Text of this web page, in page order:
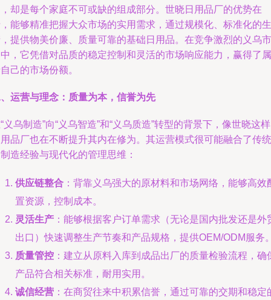
却是每个家庭不可或缺的组成部分。世晓日用品厂的优势在
能够精准把握大众市场的实用需求，通过规模化、标准化的生
提供物美价廉、质量可靠的基础日用品。在竞争激烈的义乌市
，它凭借对品质的稳定控制和灵活的市场响应能力，赢得了属
己的市场份额。
运营与理念：质量为本，信誉为先
义乌制造”向“义乌智造”和“义乌质造”转型的背景下，像世晓这
品厂也在不断提升其内在修为。其运营模式很可能融合了传统
造经验与现代化的管理思维：
供应链整合 ：背靠义乌强大的原材料和市场网络，能够高效
置资源，控制成本。
灵活生产 ：能够根据客户订单需求（无论是国内批发还是外
出口）快速调整生产节奏和产品规格，提供OEM/ODM服务
质量管控 ：建立从原料入库到成品出厂的质量检验流程，确
产品符合相关标准，耐用实用。
诚信经营 ：在商贸往来中积累信誉，通过可靠的交期和稳定